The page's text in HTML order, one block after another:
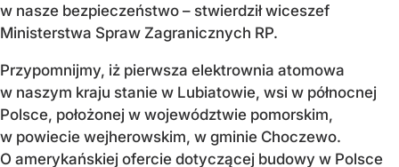
w nasze bezpieczeństwo – stwierdził wiceszef
Ministerstwa Spraw Zagranicznych RP.
Przypomnijmy, iż pierwsza elektrownia atomowa
w naszym kraju stanie w Lubiatowie, wsi w północnej
Polsce, położonej w województwie pomorskim,
w powiecie wejherowskim, w gminie Choczewo.
O amerykańskiej ofercie dotyczącej budowy w Polsce